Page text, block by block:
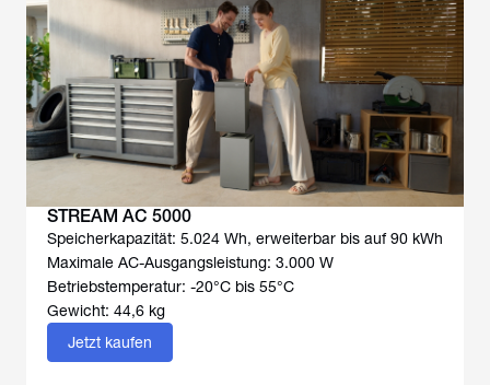
STREAM AC 5000
Speicherkapazität: 5.024 Wh, erweiterbar bis auf 90 kWh
Maximale AC-Ausgangsleistung: 3.000 W
Betriebstemperatur: -20°C bis 55°C
Gewicht: 44,6 kg
Jetzt kaufen